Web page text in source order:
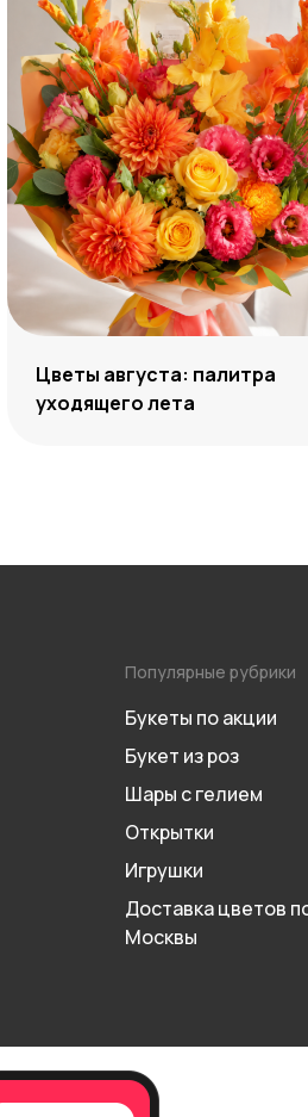
Цветы августа: палитра
уходящего лета
Популярные рубрики
Букеты по акции
Букет из роз
Шары с гелием
Открытки
Игрушки
Доставка цветов
Москвы